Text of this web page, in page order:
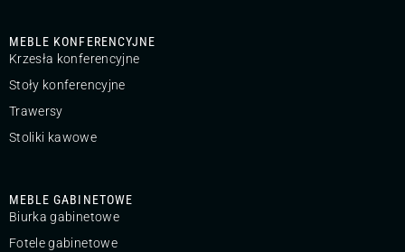
MEBLE KONFERENCYJNE
Krzesła konferencyjne
Stoły konferencyjne
Trawersy
Stoliki kawowe
MEBLE GABINETOWE
Biurka gabinetowe
Fotele gabinetowe